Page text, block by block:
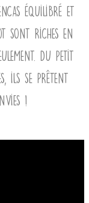
équilibré et
sont riches en
Du petit
ils se prêtent
!